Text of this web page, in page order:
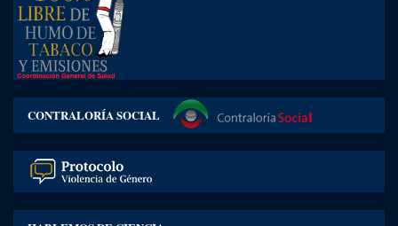
CONTRALORÍA SOCIAL